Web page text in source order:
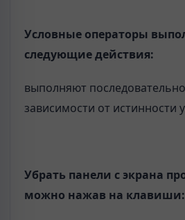
Условные операторы
следующие действия:
выполняют
зависимости от истинности
Убрать панели с экрана
можно нажав на клавиши: